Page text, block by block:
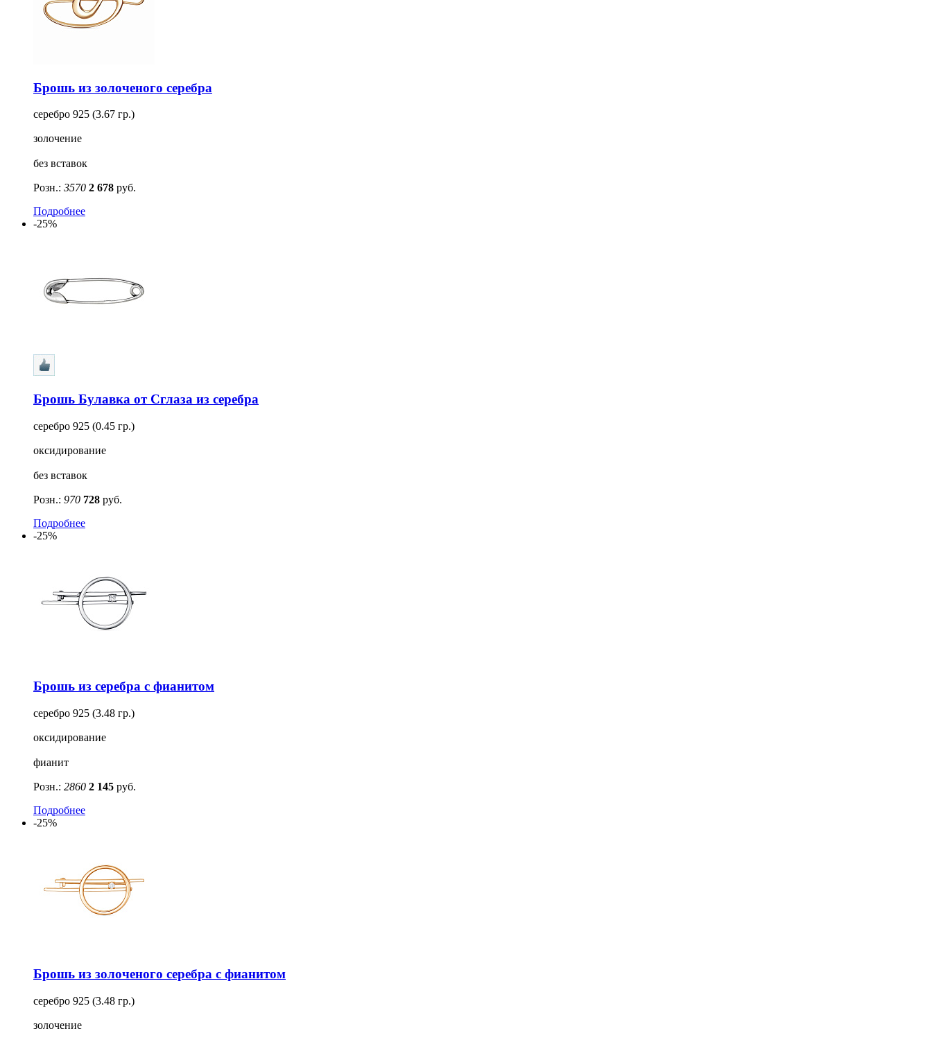
Брошь из золоченого серебра
серебро 925 (3.67 гр.)
золочение
без вставок
Розн.: 3570 2 678 руб.
Подробнее
-25%
Брошь Булавка от Сглаза из серебра
серебро 925 (0.45 гр.)
оксидирование
без вставок
Розн.: 970 728 руб.
Подробнее
-25%
Брошь из серебра с фианитом
серебро 925 (3.48 гр.)
оксидирование
фианит
Розн.: 2860 2 145 руб.
Подробнее
-25%
Брошь из золоченого серебра с фианитом
серебро 925 (3.48 гр.)
золочение